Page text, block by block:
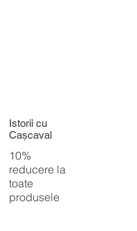
Istorii cu
Cașcaval
10%
reducere la
toate
produsele